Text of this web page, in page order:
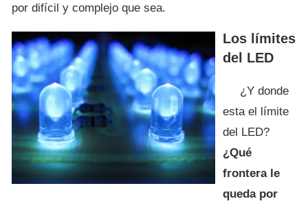
por difícil y complejo que sea.
Los límites
del LED
¿Y donde
esta el límite
del LED?
¿Qué
frontera le
queda por